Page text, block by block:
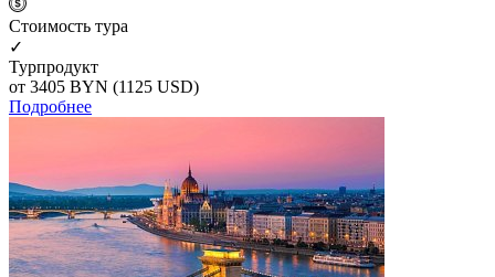
Cтоимость тура
✓
Турпродукт
от 3405 BYN (1125 USD)
Подробнее